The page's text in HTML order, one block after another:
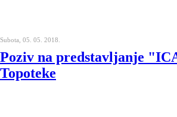
Subota, 05. 05. 2018.
Poziv na predstavljanje
Topoteke